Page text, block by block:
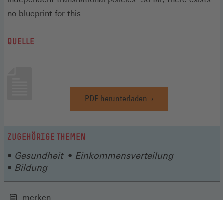
no blueprint for this.
QUELLE
PDF herunterladen
(Öffnet
in
ZUGEHÖRIGE THEMEN
Gesundheit
Einkommensverteilung
Bildung
merken